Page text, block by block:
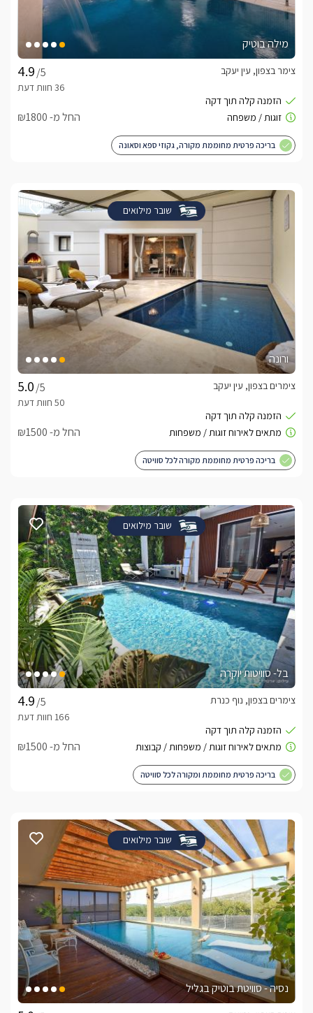
מילה בוטיק
/5
צימר בצפון, עין יעקב
החל מ- ₪1800
בריכה פרטית מחוממת מקורה, גקוזי ספא וסאונה
שובר מילואים
ורונה
/5
צימרים בצפון, עין יעקב
החל מ- ₪1500
בריכה פרטית מחוממת מקורה לכל סוויטה
שובר מילואים
בל- סוויטות יוקרה
/5
צימרים בצפון, נוף כנרת
החל מ- ₪1500
בריכה פרטית מחוממת ומקורה לכל סוויטה
שובר מילואים
נסיה - סוויטת בוטיק בגליל